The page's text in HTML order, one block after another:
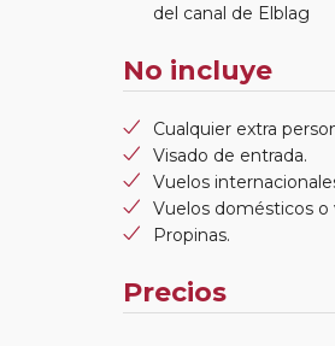
del canal de Elblag
No incluye
Cualquier extra
Visado de entrada.
Vuelos
Vuelos domésticos
Propinas.
Precios